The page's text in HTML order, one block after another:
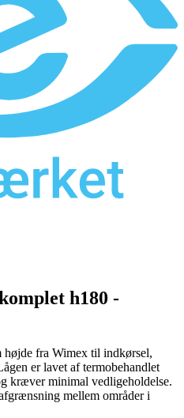
h180 -
fra Wimex til indkørsel,
er lavet af termobehandlet
kræver minimal vedligeholdelse.
mellem områder i